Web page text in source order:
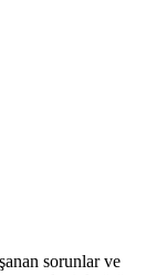
sorunlar ve